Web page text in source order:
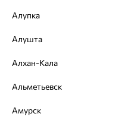
ГРАНЕЙ
ЧИСТОТА
Доставка и оплата
Алупка
Алушта
Алхан-Кала
Альметьевск
Амурск